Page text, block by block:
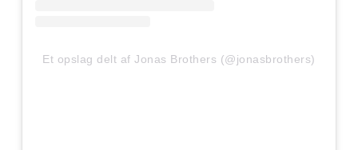
Et opslag delt af Jonas Brothers (@jonasbrothers)